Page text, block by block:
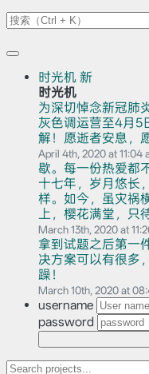
时光机 新
时光机
为深切悼念新冠肺
灰色调运营至4月5
解！愿逝者安息，
April 4th, 2020 at 11:04
歇。每一份热爱都
十七年，岁月悠长
样。如今，虽灾祸
上，樱花满堂，只
March 13th, 2020 at
拿到试题之后第一
决方案可以有很多
躁！
March 10th, 2020 at
username
password